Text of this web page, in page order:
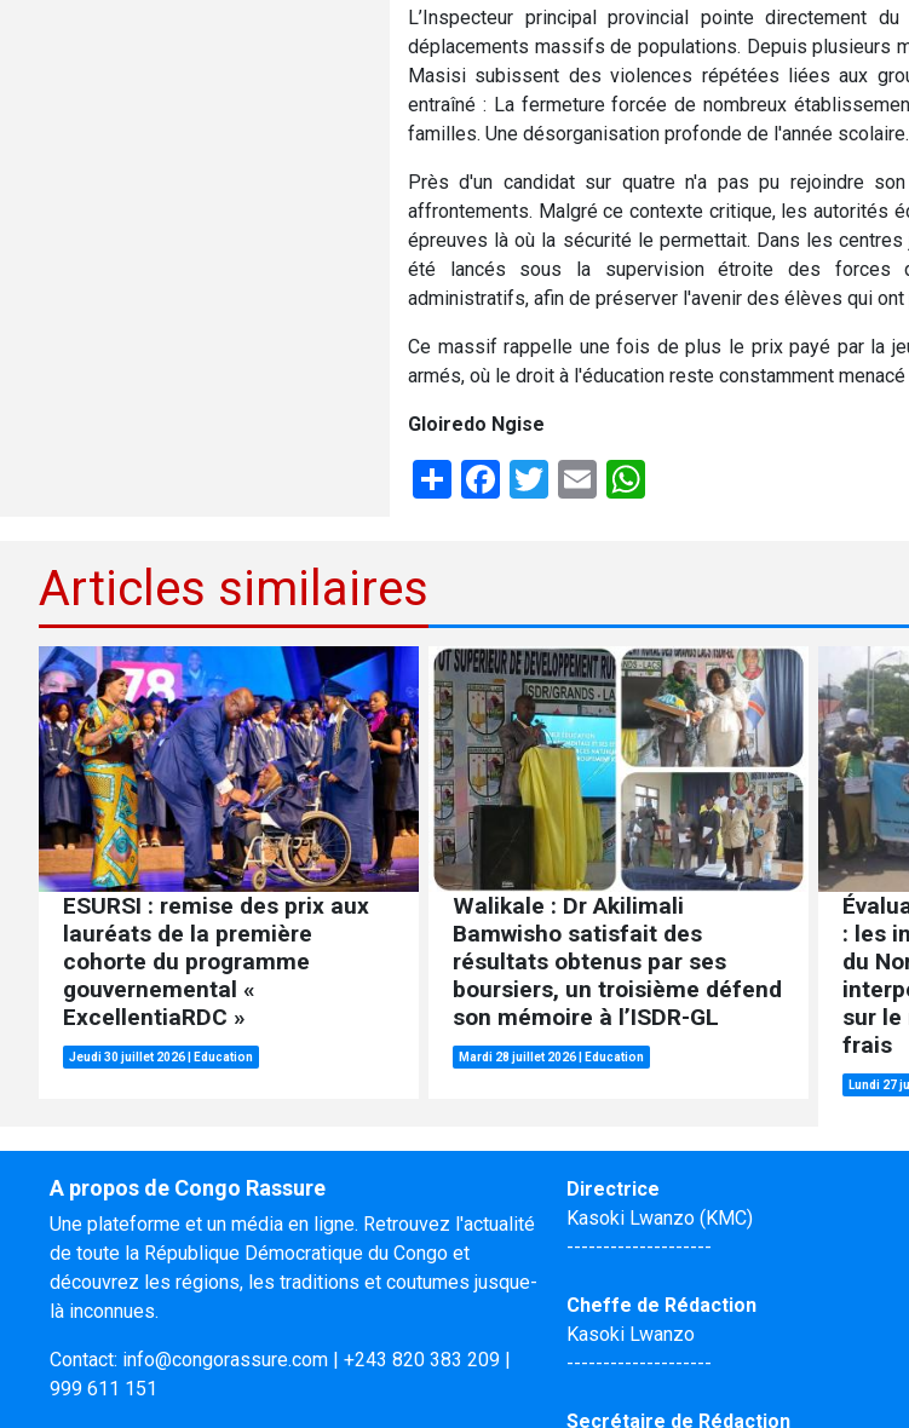
L’Inspecteur principal provincial pointe directement
déplacements massifs de populations. Depuis plusieurs
Masisi subissent des violences répétées liées aux
entraîné : La fermeture forcée de nombreux
familles. Une désorganisation profonde de l'année scolaire.
Près d'un candidat sur quatre n'a pas pu rejoindre
affrontements. Malgré ce contexte critique, les autorités
épreuves là où la sécurité le permettait. Dans les
été lancés sous la supervision étroite des forces
administratifs, afin de préserver l'avenir des élèves qui ont
Ce massif rappelle une fois de plus le prix payé par la
armés, où le droit à l'éducation reste constamment
Gloiredo Ngise
ShareFacebook
Twitter
Email
Articles similaires
ESURSI : remise des prix aux
lauréats de la première
cohorte du programme
gouvernemental «
ExcellentiaRDC »
Jeudi 30 juillet 2026 Education
Walikale : Dr Akilimali
Bamwisho satisfait des
résultats obtenus par ses
boursiers, un troisième défend
son mémoire à l’ISDR-GL
Mardi 28 juillet 2026 Education
: les
du
sur le
frais
Lundi 27
A propos de Congo Rassure
Une plateforme et un média en ligne. Retrouvez l'actualité
de toute la République Démocratique du Congo et
découvrez les régions, les traditions et coutumes jusque-
là inconnues.
Contact: info@congorassure.com +243 820 383 209
999 611 151
Directrice
Kasoki Lwanzo (KMC)
--------------------
Cheffe de Rédaction
Kasoki Lwanzo
--------------------
Secrétaire de Rédaction